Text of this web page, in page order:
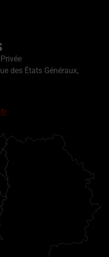
des États Généraux,